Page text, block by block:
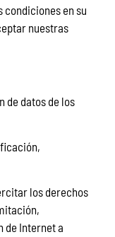
en su
nuestras
de datos de los
los derechos
de Internet a